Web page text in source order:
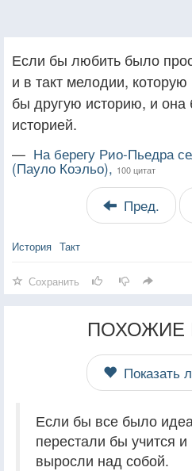
Если бы любить было
и в такт мелодии, которую
бы другую историю, и
историей.
— На берегу Рио-Пьедра
(Пауло Коэльо), 100 цитат
Пред.
История Такт
Сохранить
ПОХОЖИЕ
Показать
Если бы все было
перестали бы учится
выросли над собой.